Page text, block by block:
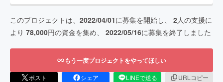
このプロジェクトは、 2022/04/01に募集を開始し、 2人の支援に
より 78,000円の資金を集め、 2022/05/16に募集を終了しました
もう一度プロジェクトをやってほしい
ポスト シェア LINEで送る
URLコピー